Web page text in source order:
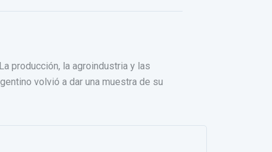
producción, la agroindustria y las
volvió a dar una muestra de su